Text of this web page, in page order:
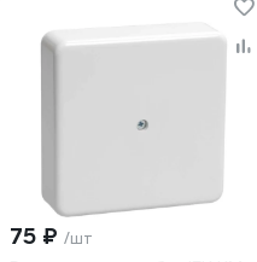
75 ₽ /шт